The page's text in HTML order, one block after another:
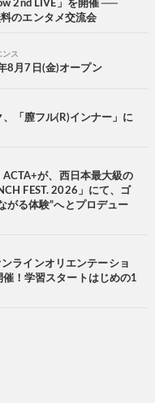
2nd LIVE」を開催 ──
のエンタメ交流会
ス
8月7日(金)オープン
「膣フル(R)インナー」に
が、西日本最大級の
FEST. 2026」にて、ゴ
がる体験”へとプロデュー
ラインオリエンテーショ
！学習スタートはじめの1